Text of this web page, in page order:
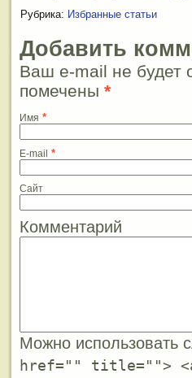
Рубрика: Избранные статьи
Добавить
Ваш e-mail не будет
помечены *
Имя *
E-mail *
Сайт
Комментарий
Можно использовать
href="" title="">